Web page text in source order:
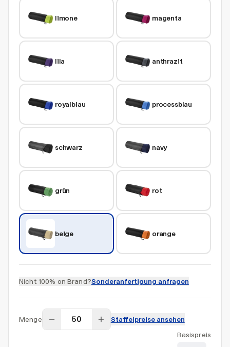
limone magenta
lila anthrazit
royalblau processblau
schwarz navy
grün rot
beige orange
Nicht 100% on Brand?Sonderanfertigung anfragen
Menge
Staffelpreise ansehen
Basispreis